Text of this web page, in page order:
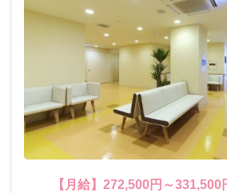
【月給】272,500円～